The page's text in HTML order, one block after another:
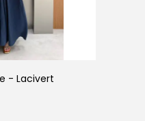
- Lacivert